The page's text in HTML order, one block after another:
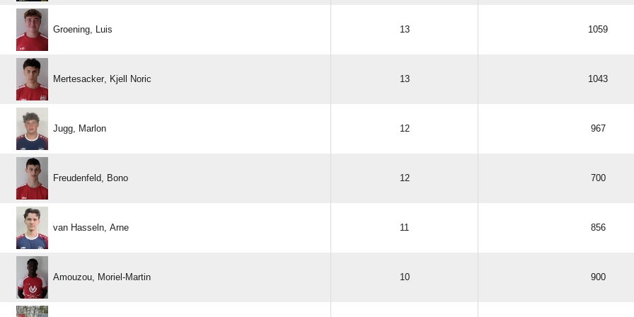
  13 1059
   13 1043
  12 967
  12 700
   11 856
  10 900